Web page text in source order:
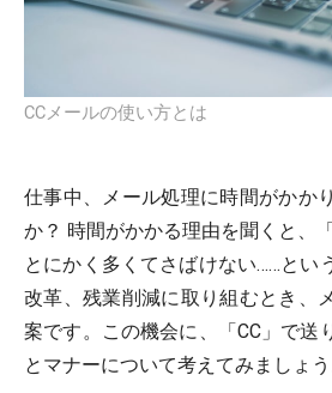
CCメールの使い方とは
仕事中、メール処理に時間がかか
か？ 時間がかかる理由を聞くと、
とにかく多くてさばけない……とい
改革、残業削減に取り組むとき、
案です。この機会に、「CC」で送
とマナーについて考えてみましょ